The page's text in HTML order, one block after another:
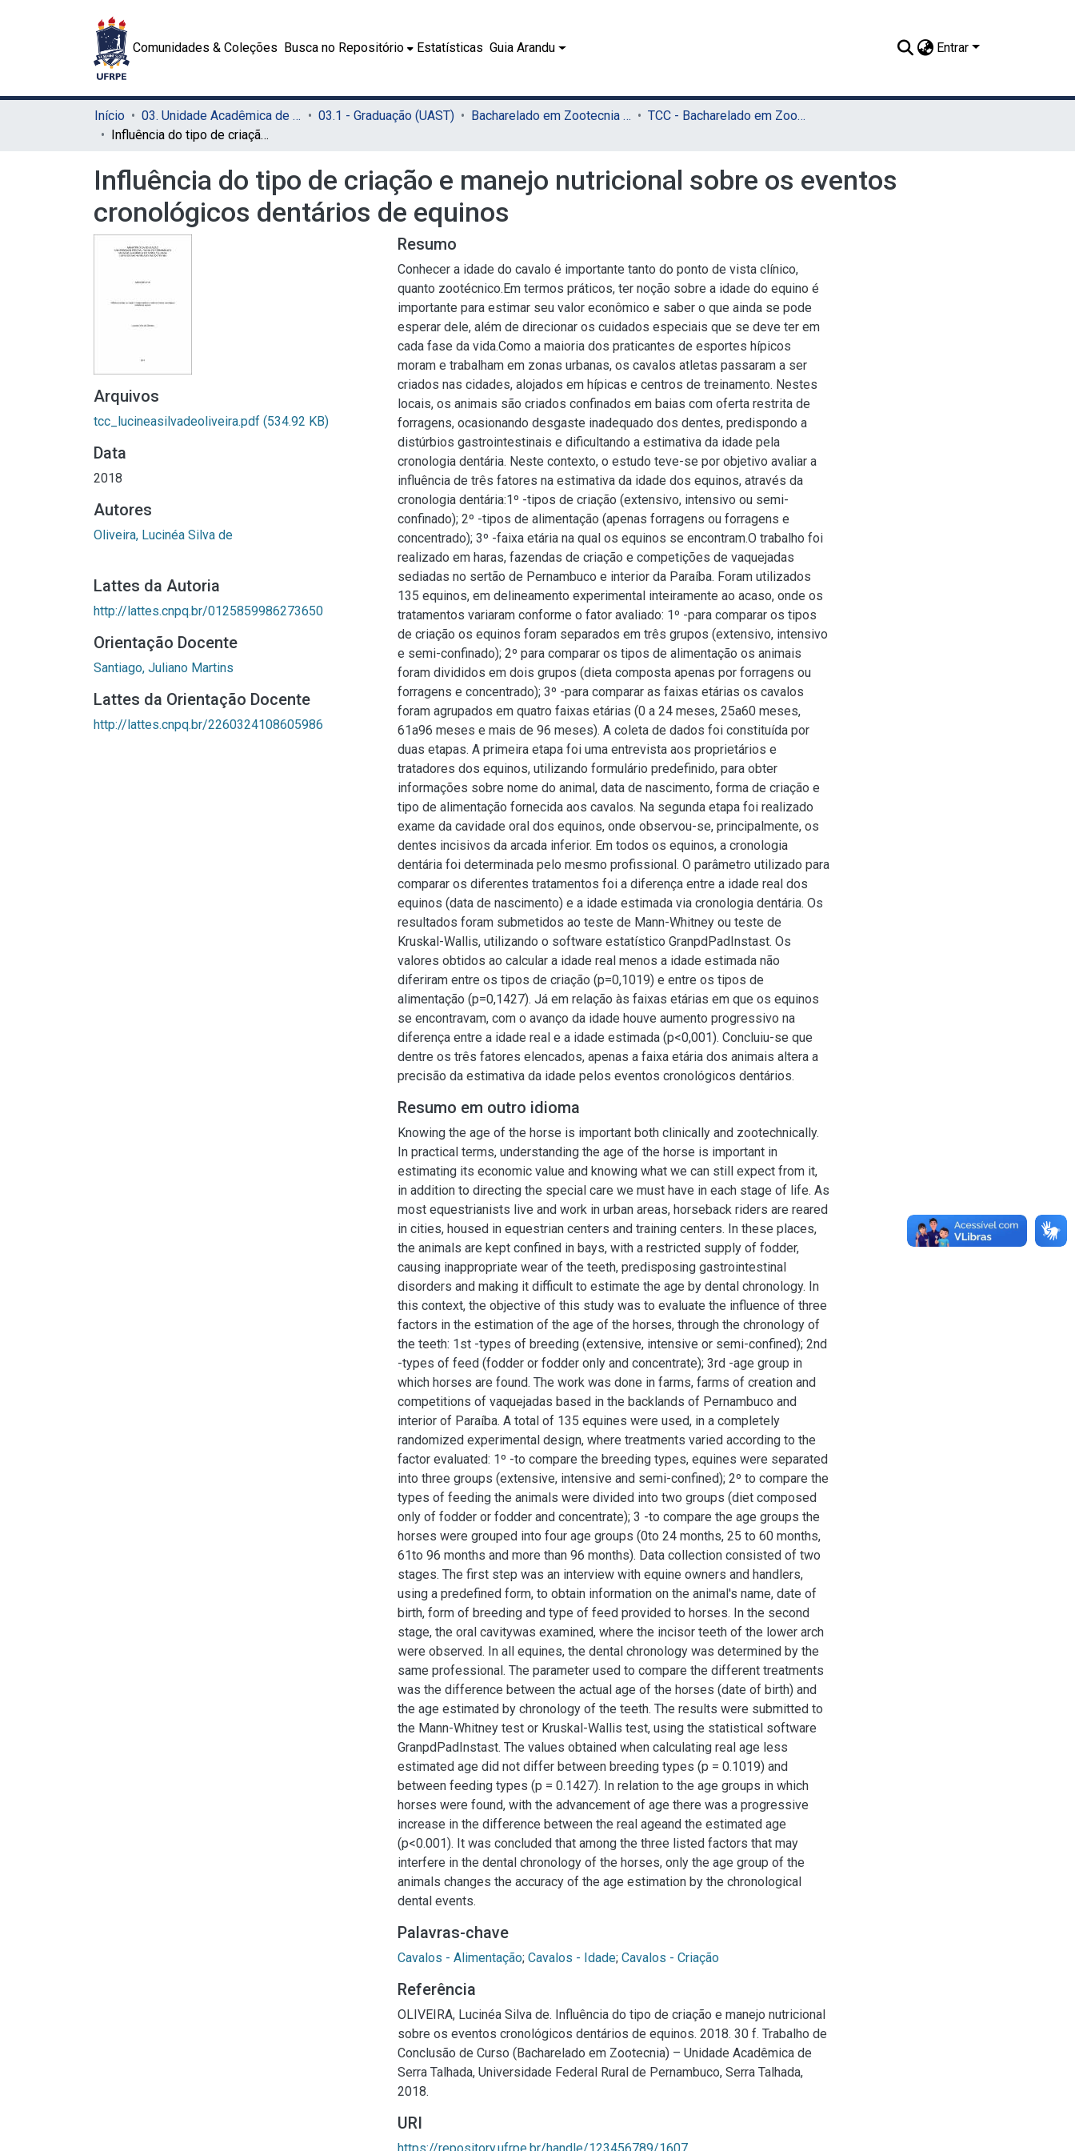
Comunidades & Coleções Busca no Repositório Estatísticas Guia Arandu Entrar
Início 03. Unidade Acadêmica de Serra Talhada (UAST) 03.1 - Graduação (UAST) Bacharelado em Zootecnia (UAST)
TCC - Bacharelado em Zootecnia (UAST)
Influência do tipo de criação e manejo nutricional sobre os eventos cronológicos dentários de equinos
Influência do tipo de criação e manejo nutricional sobre os eventos
cronológicos dentários de equinos
Arquivos
tcc_lucineasilvadeoliveira.pdf (534.92 KB)
Data
2018
Autores
Oliveira, Lucinéa Silva de
Lattes da Autoria
http://lattes.cnpq.br/0125859986273650
Orientação Docente
Santiago, Juliano Martins
Lattes da Orientação Docente
http://lattes.cnpq.br/2260324108605986
Resumo
Conhecer a idade do cavalo é importante tanto do ponto de vista clínico,
quanto zootécnico.Em termos práticos, ter noção sobre a idade do equino é
importante para estimar seu valor econômico e saber o que ainda se pode
esperar dele, além de direcionar os cuidados especiais que se deve ter em
cada fase da vida.Como a maioria dos praticantes de esportes hípicos
moram e trabalham em zonas urbanas, os cavalos atletas passaram a ser
criados nas cidades, alojados em hípicas e centros de treinamento. Nestes
locais, os animais são criados confinados em baias com oferta restrita de
forragens, ocasionando desgaste inadequado dos dentes, predispondo a
distúrbios gastrointestinais e dificultando a estimativa da idade pela
cronologia dentária. Neste contexto, o estudo teve-se por objetivo avaliar a
influência de três fatores na estimativa da idade dos equinos, através da
cronologia dentária:1º -tipos de criação (extensivo, intensivo ou semi-
confinado); 2º -tipos de alimentação (apenas forragens ou forragens e
concentrado); 3º -faixa etária na qual os equinos se encontram.O trabalho foi
realizado em haras, fazendas de criação e competições de vaquejadas
sediadas no sertão de Pernambuco e interior da Paraíba. Foram utilizados
135 equinos, em delineamento experimental inteiramente ao acaso, onde os
tratamentos variaram conforme o fator avaliado: 1º -para comparar os tipos
de criação os equinos foram separados em três grupos (extensivo, intensivo
e semi-confinado); 2º para comparar os tipos de alimentação os animais
foram divididos em dois grupos (dieta composta apenas por forragens ou
forragens e concentrado); 3º -para comparar as faixas etárias os cavalos
foram agrupados em quatro faixas etárias (0 a 24 meses, 25a60 meses,
61a96 meses e mais de 96 meses). A coleta de dados foi constituída por
duas etapas. A primeira etapa foi uma entrevista aos proprietários e
tratadores dos equinos, utilizando formulário predefinido, para obter
informações sobre nome do animal, data de nascimento, forma de criação e
tipo de alimentação fornecida aos cavalos. Na segunda etapa foi realizado
exame da cavidade oral dos equinos, onde observou-se, principalmente, os
dentes incisivos da arcada inferior. Em todos os equinos, a cronologia
dentária foi determinada pelo mesmo profissional. O parâmetro utilizado para
comparar os diferentes tratamentos foi a diferença entre a idade real dos
equinos (data de nascimento) e a idade estimada via cronologia dentária. Os
resultados foram submetidos ao teste de Mann-Whitney ou teste de
Kruskal-Wallis, utilizando o software estatístico GranpdPadInstast. Os
valores obtidos ao calcular a idade real menos a idade estimada não
diferiram entre os tipos de criação (p=0,1019) e entre os tipos de
alimentação (p=0,1427). Já em relação às faixas etárias em que os equinos
se encontravam, com o avanço da idade houve aumento progressivo na
diferença entre a idade real e a idade estimada (p<0,001). Concluiu-se que
dentre os três fatores elencados, apenas a faixa etária dos animais altera a
precisão da estimativa da idade pelos eventos cronológicos dentários.
Resumo em outro idioma
Knowing the age of the horse is important both clinically and zootechnically.
In practical terms, understanding the age of the horse is important in
estimating its economic value and knowing what we can still expect from it,
in addition to directing the special care we must have in each stage of life. As
most equestrianists live and work in urban areas, horseback riders are reared
in cities, housed in equestrian centers and training centers. In these places,
the animals are kept confined in bays, with a restricted supply of fodder,
causing inappropriate wear of the teeth, predisposing gastrointestinal
disorders and making it difficult to estimate the age by dental chronology. In
this context, the objective of this study was to evaluate the influence of three
factors in the estimation of the age of the horses, through the chronology of
the teeth: 1st -types of breeding (extensive, intensive or semi-confined); 2nd
-types of feed (fodder or fodder only and concentrate); 3rd -age group in
which horses are found. The work was done in farms, farms of creation and
competitions of vaquejadas based in the backlands of Pernambuco and
interior of Paraíba. A total of 135 equines were used, in a completely
randomized experimental design, where treatments varied according to the
factor evaluated: 1º -to compare the breeding types, equines were separated
into three groups (extensive, intensive and semi-confined); 2º to compare the
types of feeding the animals were divided into two groups (diet composed
only of fodder or fodder and concentrate); 3 -to compare the age groups the
horses were grouped into four age groups (0to 24 months, 25 to 60 months,
61to 96 months and more than 96 months). Data collection consisted of two
stages. The first step was an interview with equine owners and handlers,
using a predefined form, to obtain information on the animal's name, date of
birth, form of breeding and type of feed provided to horses. In the second
stage, the oral cavitywas examined, where the incisor teeth of the lower arch
were observed. In all equines, the dental chronology was determined by the
same professional. The parameter used to compare the different treatments
was the difference between the actual age of the horses (date of birth) and
the age estimated by chronology of the teeth. The results were submitted to
the Mann-Whitney test or Kruskal-Wallis test, using the statistical software
GranpdPadInstast. The values obtained when calculating real age less
estimated age did not differ between breeding types (p = 0.1019) and
between feeding types (p = 0.1427). In relation to the age groups in which
horses were found, with the advancement of age there was a progressive
increase in the difference between the real ageand the estimated age
(p<0.001). It was concluded that among the three listed factors that may
interfere in the dental chronology of the horses, only the age group of the
animals changes the accuracy of the age estimation by the chronological
dental events.
Palavras-chave
Cavalos - Alimentação; Cavalos - Idade; Cavalos - Criação
Referência
OLIVEIRA, Lucinéa Silva de. Influência do tipo de criação e manejo nutricional
sobre os eventos cronológicos dentários de equinos. 2018. 30 f. Trabalho de
Conclusão de Curso (Bacharelado em Zootecnia) – Unidade Acadêmica de
Serra Talhada, Universidade Federal Rural de Pernambuco, Serra Talhada,
2018.
URI